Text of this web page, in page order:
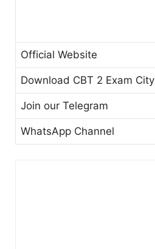
Official Website
Download CBT 2 Exam City
Join our Telegram
WhatsApp Channel